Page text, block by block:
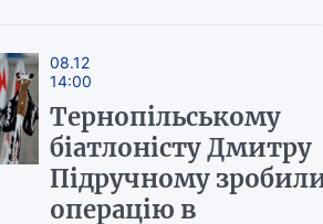
08.12
14:00
Тернопільському
біатлоністу Дмитру
Підручному
операцію в